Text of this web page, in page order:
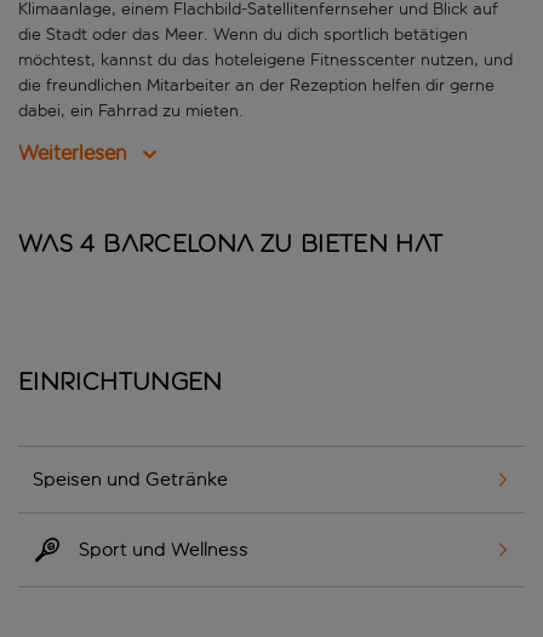
Klimaanlage, einem Flachbild-Satellitenfernseher und Blick auf
die Stadt oder das Meer. Wenn du dich sportlich betätigen
möchtest, kannst du das hoteleigene Fitnesscenter nutzen, und
die freundlichen Mitarbeiter an der Rezeption helfen dir gerne
dabei, ein Fahrrad zu mieten.
Weiterlesen
Was 4 Barcelona zu bieten hat
Einrichtungen
Speisen und Getränke
Sport und Wellness